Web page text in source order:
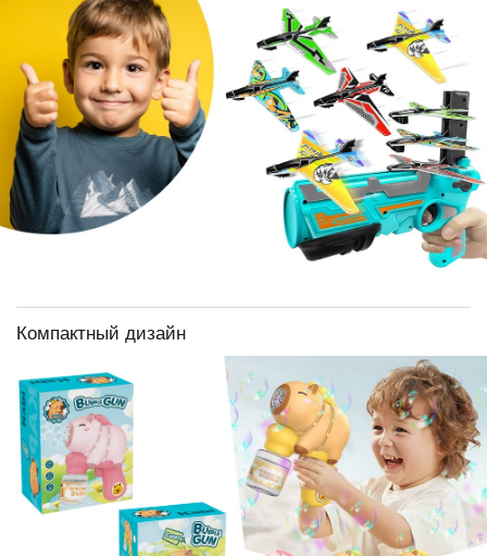
Компактный дизайн